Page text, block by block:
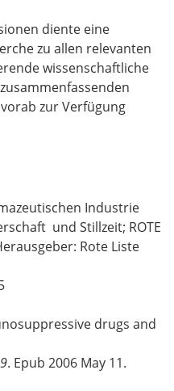
diente eine
zu allen relevanten
wissenschaftliche
zur Verfügung
Industrie
und Stillzeit; ROTE
Rote Liste
drugs and
. Epub 2006 May 11.